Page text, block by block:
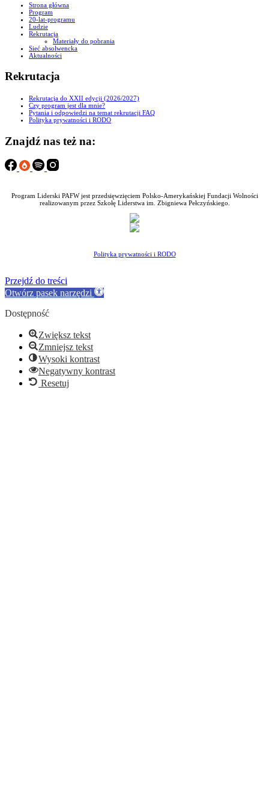
Strona główna
Program
20-lat-programu
Ludzie
Rekrutacja
Materiały do pobrania
Sieć absolwencka
Aktualności
Rekrutacja
Rekrutacja do XXII edycji (2026/2027)
Czy program jest dla mnie?
Pytania i odpowiedzi na temat rekrutacji FAQ
Polityka prywatności i RODO
Znajdź nas też na:
Program Liderski PAFW jest przedsięwzięciem Polsko-Amerykańskiej Fundacji Wolności
realizowanym przez Szkołę Liderstwa im. Zbigniewa Pełczyńskiego.
Polityka prywatności i RODO
Przejdź do treści
Otwórz pasek narzędzi
Dostępność
Zwiększ tekst
Zmniejsz tekst
Wysoki kontrast
Negatywny kontrast
Resetuj